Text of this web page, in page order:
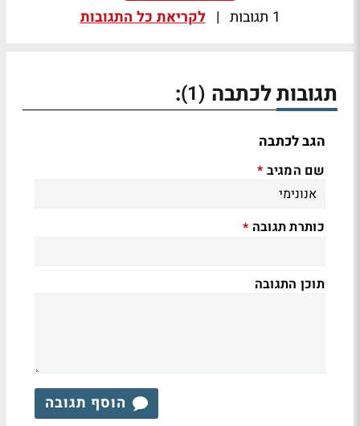
1 תגובות | לקריאת כל התגובות
תגובות לכתבה (1)
:
הגב לכתבה
שם המגיב *
כותרת תגובה *
תוכן התגובה
הוסף תגובה